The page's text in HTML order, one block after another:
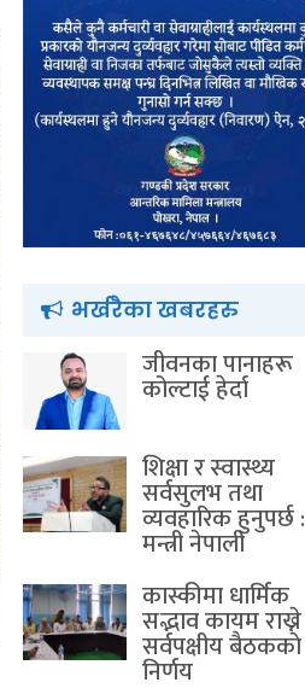
भर्खरैका खबरहरु
जीवनका पानाहरू
कोल्टाई हेर्दा
शिक्षा र स्वास्थ्य
सर्वसुलभ तथा
व्यवहारिक हुनुपर्छ :
मन्त्री नेपाली
कास्कीमा धार्मिक
सद्भाव कायम राख्ने
सर्वपक्षीय बैठककाे
निर्णय